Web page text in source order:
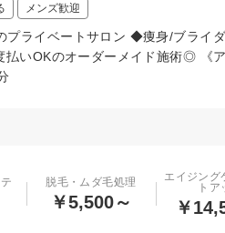
メンズ歓迎
プライベートサロン ◆痩身/ブラ
いOKのオーダーメイド施術◎ 《
脱毛・ムダ毛処理
￥5,500～
エイジング
トア
￥